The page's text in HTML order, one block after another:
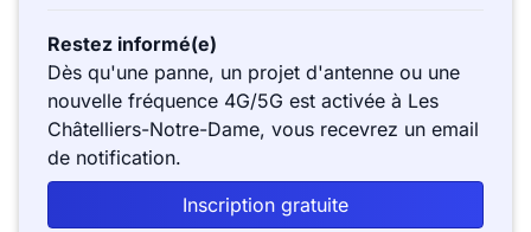
Restez informé(e)
Dès qu'une panne, un projet d'antenne ou une
nouvelle fréquence 4G/5G est activée à Les
Châtelliers-Notre-Dame, vous recevrez un email
de notification.
Inscription gratuite